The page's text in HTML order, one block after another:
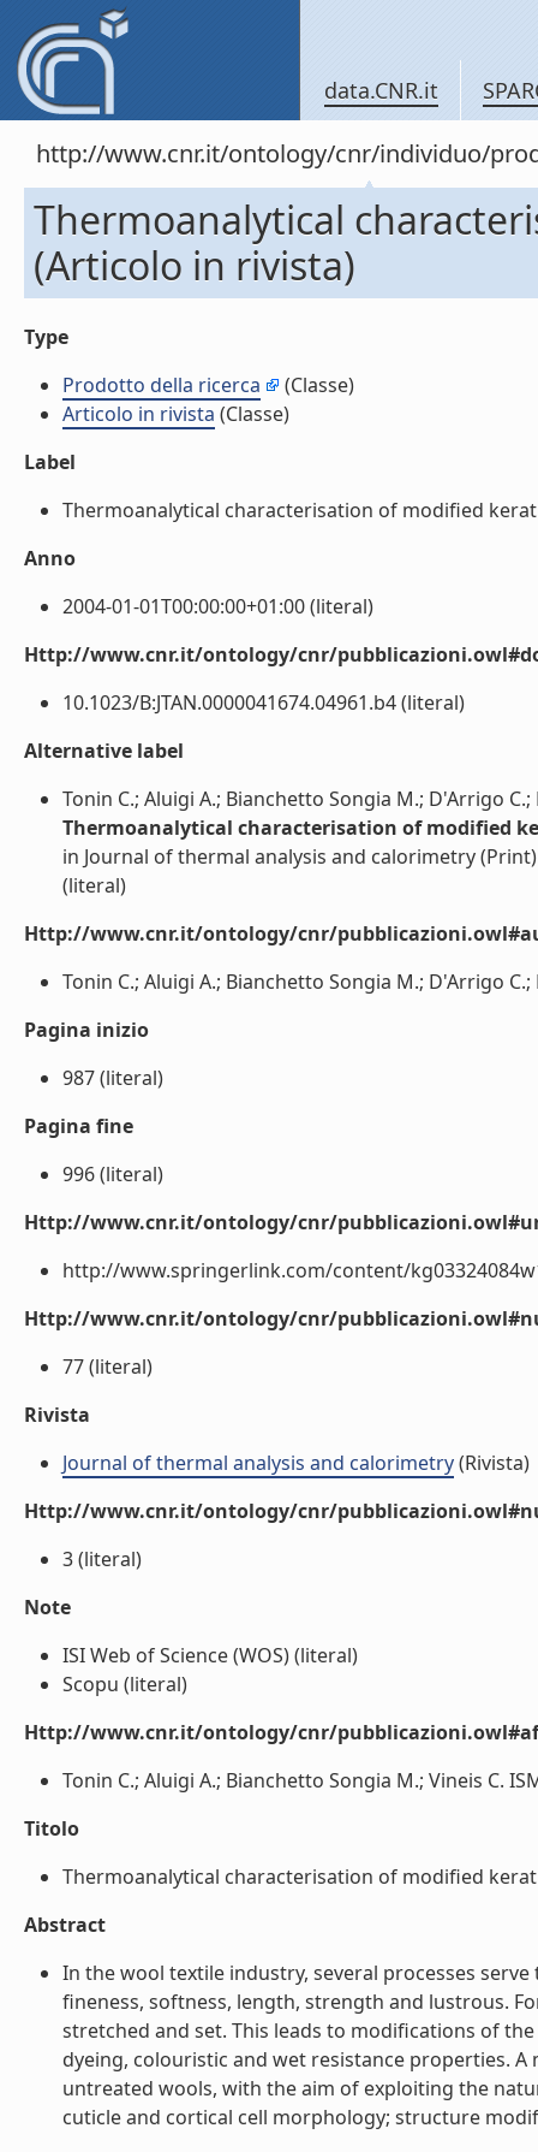
data.CNR.it
http://www.cnr.it/ontology/cnr/individuo/
Thermoanalytical
(Articolo in rivista)
Type
Prodotto della ricerca
(Classe)
Articolo in rivista (Classe)
Label
Thermoanalytical characterisation of modified
Anno
2004-01-01T00:00:00+01:00 (literal)
Http://www.cnr.it/ontology/cnr/
10.1023/B:JTAN.0000041674.04961.b4 (literal)
Alternative label
Tonin C.; Aluigi A.; Bianchetto Songia M.; D'Arrigo
Thermoanalytical characterisation of modified
in Journal of thermal analysis and calorimetry (Print)
(literal)
Http://www.cnr.it/ontology/cnr/
Tonin C.; Aluigi A.; Bianchetto Songia M.; D'Arrigo
Pagina inizio
987 (literal)
Pagina fine
996 (literal)
Http://www.cnr.it/ontology/cnr/
http://www.springerlink.com/content/
Http://www.cnr.it/ontology/cnr/
77 (literal)
Rivista
Journal of thermal analysis and calorimetry(Rivista)
Http://www.cnr.it/ontology/cnr/
3 (literal)
Note
ISI Web of Science (WOS) (literal)
Scopu (literal)
Http://www.cnr.it/ontology/cnr/
Tonin C.; Aluigi A.; Bianchetto Songia M.; Vineis C.
Titolo
Thermoanalytical characterisation of modified
Abstract
In the wool textile industry, several processes
fineness, softness, length, strength and lustrous.
stretched and set. This leads to modifications of
dyeing, colouristic and wet resistance properties.
untreated wools, with the aim of exploiting the
cuticle and cortical cell morphology; structure